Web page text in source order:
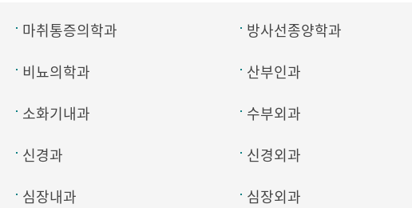
마취통증의학과 방사선종양학과
비뇨의학과
산부인과
소화기내과
수부외과
신경과
신경외과
심장내과
심장외과